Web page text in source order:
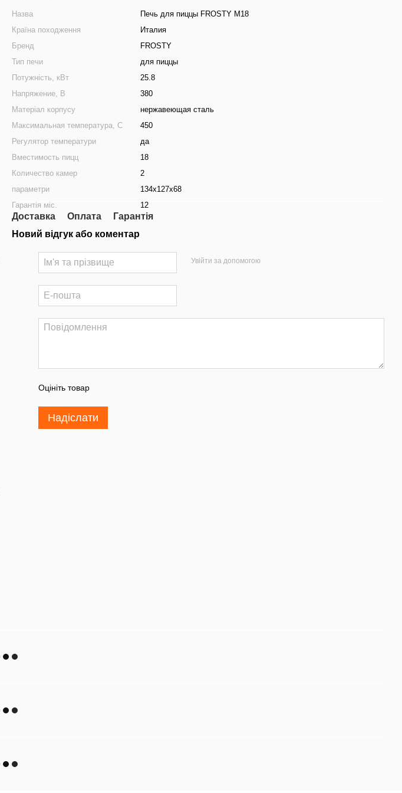
Назва
Печь для пиццы FROSTY M18
Країна походження
Италия
Бренд
FROSTY
Тип печи
для пиццы
Потужність, кВт
25.8
Напряжение, В
380
Матеріал корпусу
нержавеющая сталь
Максимальная температура, С
450
Регулятор температури
да
Вместимость пицц
18
Количество камер
2
параметри
134х127х68
Гарантія міс.
12
Доставка Оплата
Гарантія
Новий відгук або коментар
Увійти за допомогою
Оцініть товар
Надіслати